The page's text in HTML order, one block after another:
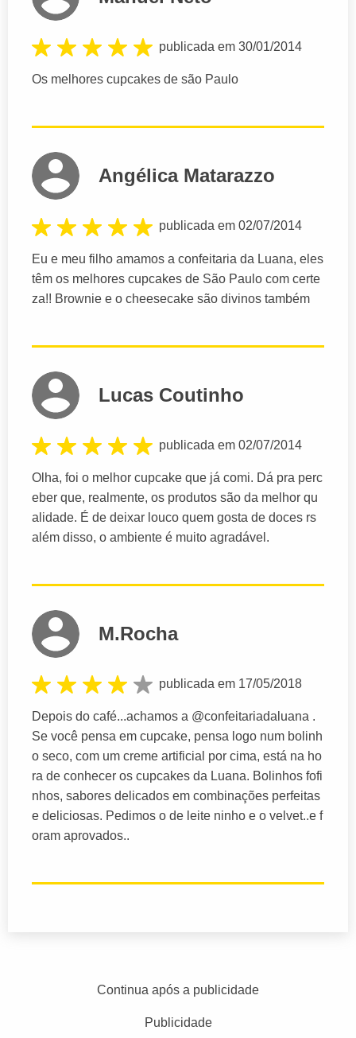
publicada em 30/01/2014
Os melhores cupcakes de são Paulo
Angélica Matarazzo
publicada em 02/07/2014
Eu e meu filho amamos a confeitaria da Luana, eles
têm os melhores cupcakes de São Paulo com certe
za!! Brownie e o cheesecake são divinos também
Lucas Coutinho
publicada em 02/07/2014
Olha, foi o melhor cupcake que já comi. Dá pra perc
eber que, realmente, os produtos são da melhor qu
alidade. É de deixar louco quem gosta de doces rs
além disso, o ambiente é muito agradável.
M.Rocha
publicada em 17/05/2018
Depois do café...achamos a @confeitariadaluana .
Se você pensa em cupcake, pensa logo num bolinh
o seco, com um creme artificial por cima, está na ho
ra de conhecer os cupcakes da Luana. Bolinhos fofi
nhos, sabores delicados em combinações perfeitas
e deliciosas. Pedimos o de leite ninho e o velvet..e f
oram aprovados..
Continua após a publicidade
Publicidade